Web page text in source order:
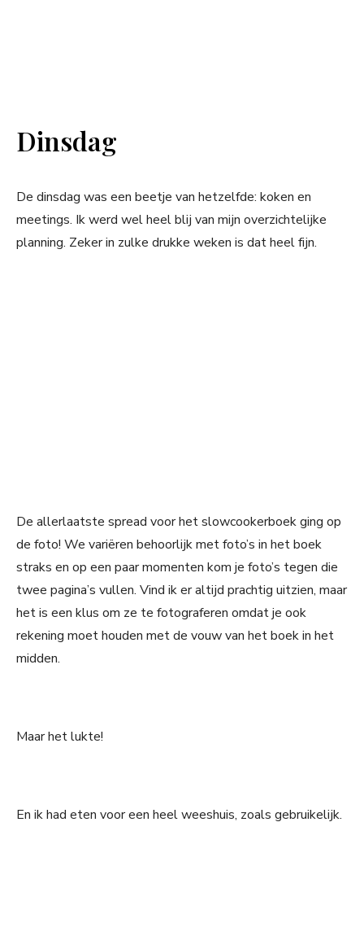
Dinsdag
De dinsdag was een beetje van hetzelfde: koken en
meetings. Ik werd wel heel blij van mijn overzichtelijke
planning. Zeker in zulke drukke weken is dat heel fijn.
De allerlaatste spread voor het slowcookerboek ging op
de foto! We variëren behoorlijk met foto’s in het boek
straks en op een paar momenten kom je foto’s tegen die
twee pagina’s vullen. Vind ik er altijd prachtig uitzien, maar
het is een klus om ze te fotograferen omdat je ook
rekening moet houden met de vouw van het boek in het
midden.
Maar het lukte!
En ik had eten voor een heel weeshuis, zoals gebruikelijk.